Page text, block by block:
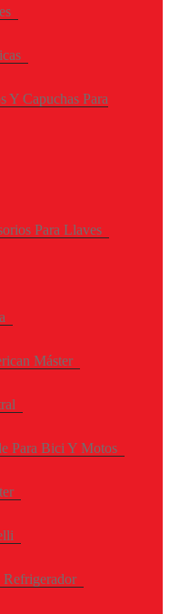
Y Capuchas Para
Para Llaves
Máster
Para Bici Y Motos
Refrigerador